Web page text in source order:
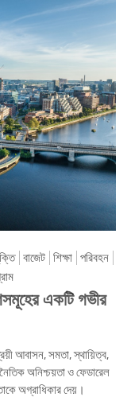
বাজেট শিক্ষা পরিবহন
একটি গভীর
আবাসন, সমতা, স্থায়িত্ব,
অনিশ্চয়তা ও ফেডারেল
অগ্রাধিকার দেয়।